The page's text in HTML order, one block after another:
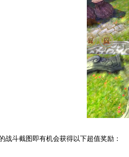
斗截图即有机会获得以下超值奖励：